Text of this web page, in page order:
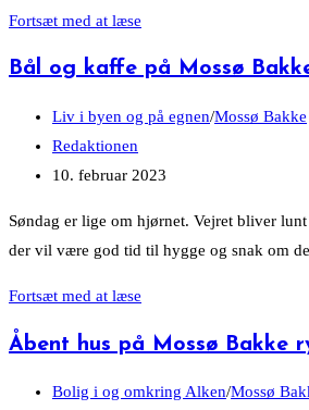
Fortsæt med at læse
vi
godt
nye
borgere
på
Bål og kaffe på Mossø
Post
category:
Liv i byen og på egnen/Mossø Bakke
Post
author:
Redaktionen
Post
10. februar 2023
Søndag er lige om hjørnet. Vejret bliver
der vil være god tid til hygge og snak om
Fortsæt med at læse
kaffe
på
Åbent hus på Mossø Bakke
Post
Bolig i og omkring Alken/Mossø